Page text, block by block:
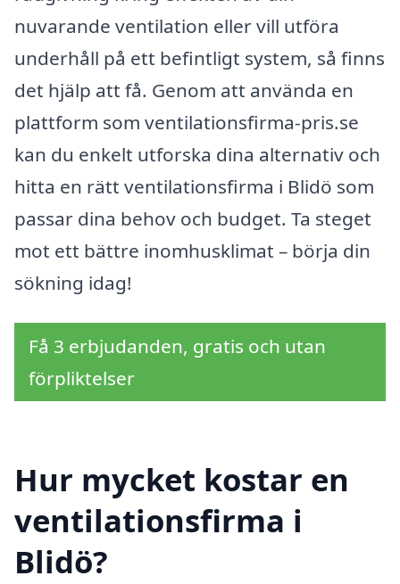
nuvarande ventilation eller vill utföra
underhåll på ett befintligt system, så finns
det hjälp att få. Genom att använda en
plattform som ventilationsfirma-pris.se
kan du enkelt utforska dina alternativ och
hitta en rätt ventilationsfirma i Blidö som
passar dina behov och budget. Ta steget
mot ett bättre inomhusklimat – börja din
sökning idag!
Få 3 erbjudanden, gratis och utan
förpliktelser
Hur mycket kostar en
ventilationsfirma i
Blidö?